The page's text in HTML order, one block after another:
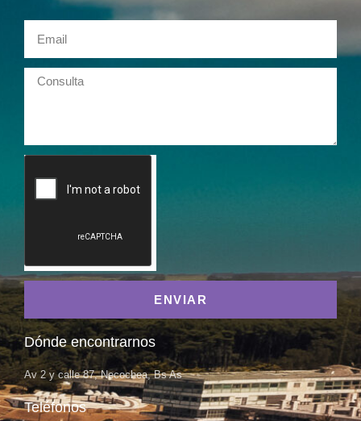
ENVIAR
Dónde encontrarnos
Av 2 y calle 87, Necochea, Bs As
Teléfonos